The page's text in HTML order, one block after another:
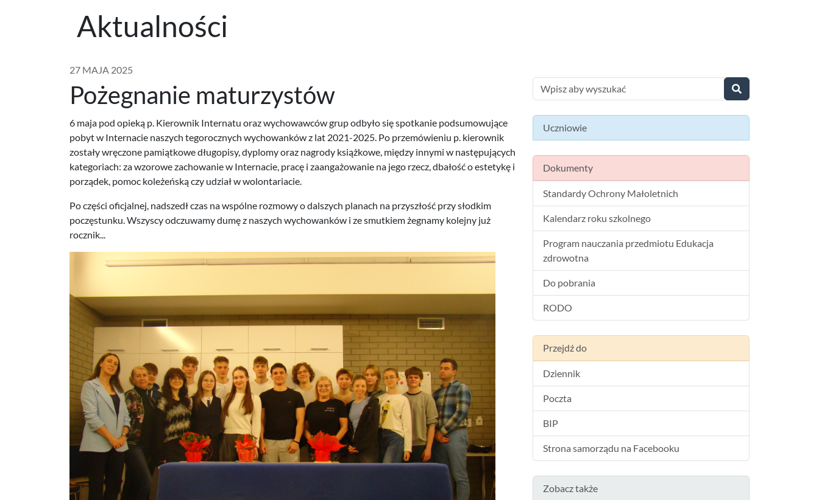
Aktualności
27 MAJA 2025
Pożegnanie maturzystów
6 maja pod opieką p. Kierownik Internatu oraz wychowawców grup odbyło się spotkanie podsumowujące
pobyt w Internacie naszych tegorocznych wychowanków z lat 2021-2025. Po przemówieniu p. kierownik
zostały wręczone pamiątkowe długopisy, dyplomy oraz nagrody książkowe, między innymi w następujących
kategoriach: za wzorowe zachowanie w Internacie, pracę i zaangażowanie na jego rzecz, dbałość o estetykę i
porządek, pomoc koleżeńską czy udział w wolontariacie.
Po części oficjalnej, nadszedł czas na wspólne rozmowy o dalszych planach na przyszłość przy słodkim
poczęstunku. Wszyscy odczuwamy dumę z naszych wychowanków i ze smutkiem żegnamy kolejny już
rocznik...
Uczniowie
Dokumenty
Standardy Ochrony Małoletnich
Kalendarz roku szkolnego
Program nauczania przedmiotu Edukacja
zdrowotna
Do pobrania
RODO
Przejdź do
Dziennik
Poczta
BIP
Strona samorządu na Facebooku
Zobacz także